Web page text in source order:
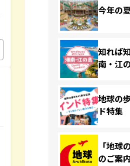
今年の
知れば
南・江
地球の
ド特集
「地球
のご案内